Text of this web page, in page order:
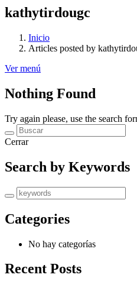
kathytirdougc
Inicio
Articles posted by
Ver menú
Nothing Found
Try again please, use the search
Cerrar
Search by Keywords
Categories
No hay categorías
Recent Posts